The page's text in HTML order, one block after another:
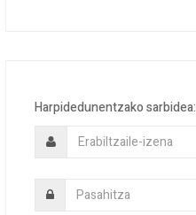
Harpidedunentzako sarbidea: